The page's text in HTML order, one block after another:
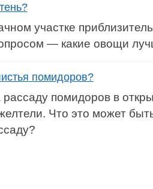
участке
— какие овощи
помидоров?
помидоров в
Что это может